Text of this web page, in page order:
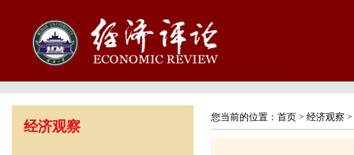
经济观察
您当前的位置： 首页 > 经济观察 >